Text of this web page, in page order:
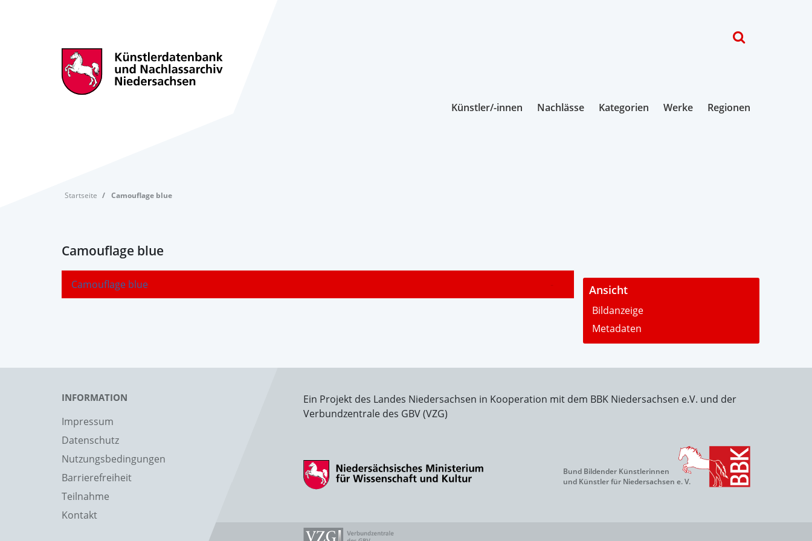
Künstler/-innen Nachlässe Kategorien Werke Regionen
Startseite Camouflage blue
Camouflage blue
Camouflage blue - Ansicht
Bildanzeige
Metadaten
INFORMATION
Impressum
Datenschutz
Nutzungsbedingungen
Barrierefreiheit
Teilnahme
Kontakt
Ein Projekt des Landes Niedersachsen in Kooperation mit dem BBK Niedersachsen e.V. und der
Verbundzentrale des GBV (VZG)
Bund Bildender Künstlerinnen
und Künstler für Niedersachsen e. V.